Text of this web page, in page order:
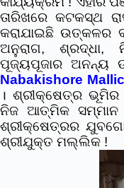
ତାରିଖରେ କଟକସ୍ଥ
କରାଯାଇଛି ଉତ୍କଳର
ଅନୁରାଗ,
ପୂଜ୍ୟପୂଜାର ଅନନ୍ୟ
Nabakishore
। ଶ୍ରୀକ୍ଷେତ୍ର
ନିଜ ଆତ୍ମିକ ସମ୍ମାନ
ଶ୍ରୀକ୍ଷେତ୍ରର
ଶ୍ରୀଯୁକ୍ତ ମଲ୍ଲିକ !